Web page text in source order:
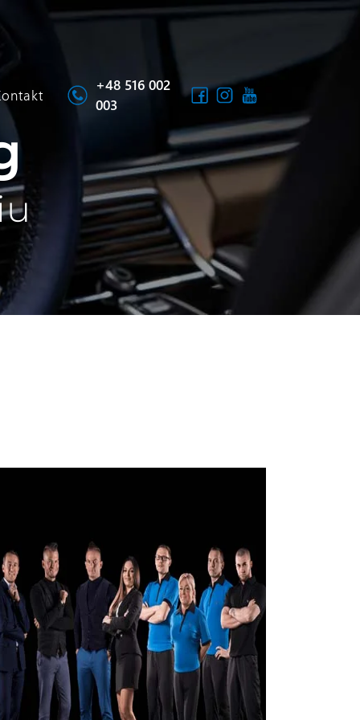
+48 516 002
003